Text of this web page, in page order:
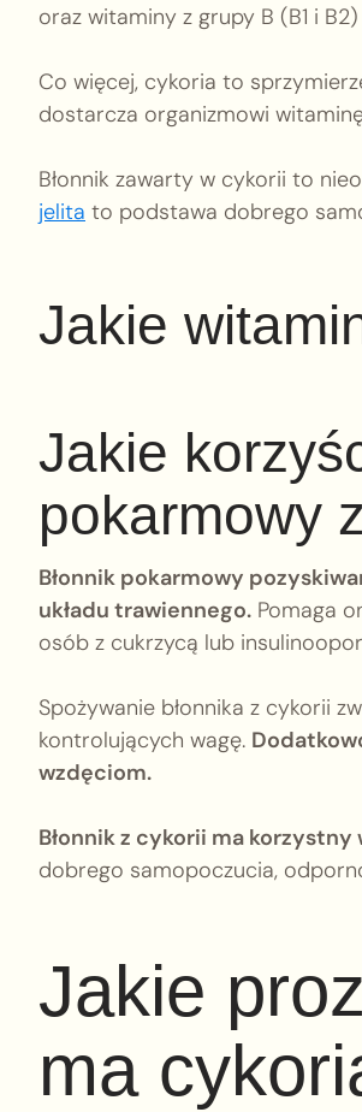
oraz witaminy z grupy B (B1 i
Co więcej, cykoria to
dostarcza organizmowi
Błonnik zawarty w cykorii to
jelita to podstawa dobrego
Jakie
Jakie
pokarmowy
Błonnik pokarmowy
układu trawiennego. Pomaga
osób z cukrzycą lub
Spożywanie błonnika z cykorii
kontrolujących wagę.
wzdęciom.
Błonnik z cykorii ma
dobrego samopoczucia,
Jakie
ma